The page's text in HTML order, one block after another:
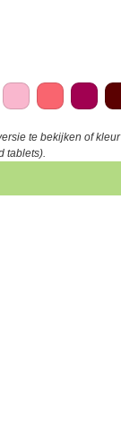
te bekijken of kleur
tablets).